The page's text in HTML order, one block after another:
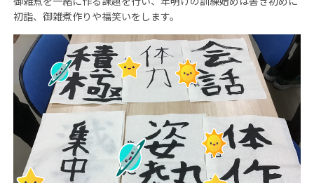
初詣、御雑煮作りや福笑いをします。